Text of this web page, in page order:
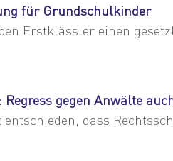
für Grundschulkinder
Erstklässler einen
gegen Anwälte
dass